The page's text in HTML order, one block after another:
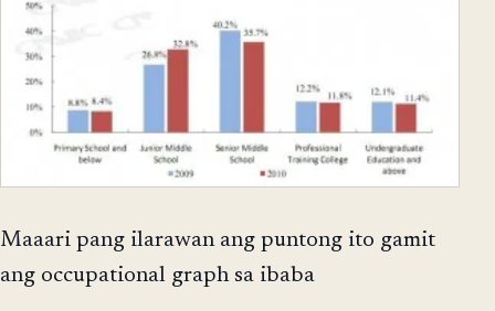
Maaari pang ilarawan ang puntong ito gamit
ang occupational graph sa ibaba